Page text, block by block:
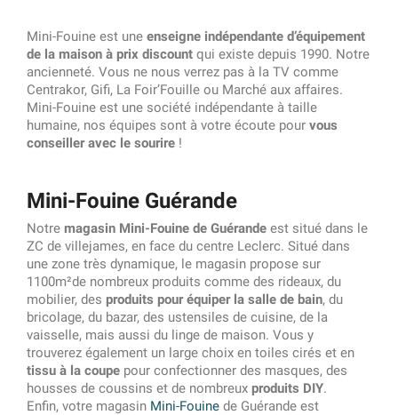
Mini-Fouine est une enseigne indépendante d’équipement
de la maison à prix discount qui existe depuis 1990. Notre
ancienneté. Vous ne nous verrez pas à la TV comme
Centrakor, Gifi, La Foir’Fouille ou Marché aux affaires.
Mini-Fouine est une société indépendante à taille
humaine, nos équipes sont à votre écoute pour vous
conseiller avec le sourire !
Mini-Fouine Guérande
Notre magasin Mini-Fouine de Guérande est situé dans le
ZC de villejames, en face du centre Leclerc. Situé dans
une zone très dynamique, le magasin propose sur
1100m²de nombreux produits comme des rideaux, du
mobilier, des produits pour équiper la salle de bain, du
bricolage, du bazar, des ustensiles de cuisine, de la
vaisselle, mais aussi du linge de maison. Vous y
trouverez également un large choix en toiles cirés et en
tissu à la coupe pour confectionner des masques, des
housses de coussins et de nombreux produits DIY.
Enfin, votre magasin Mini-Fouine de Guérande est